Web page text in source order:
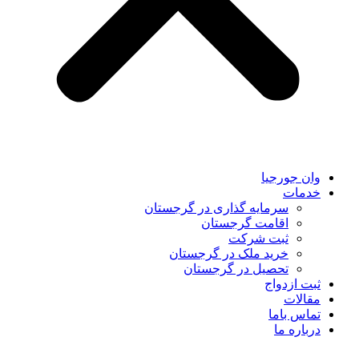
وان جورجیا
خدمات
سرمایه گذاری در گرجستان
اقامت گرجستان
ثبت شرکت
خرید ملک در گرجستان
تحصیل در گرجستان
ثبت ازدواج
مقالات
تماس باما
درباره ما